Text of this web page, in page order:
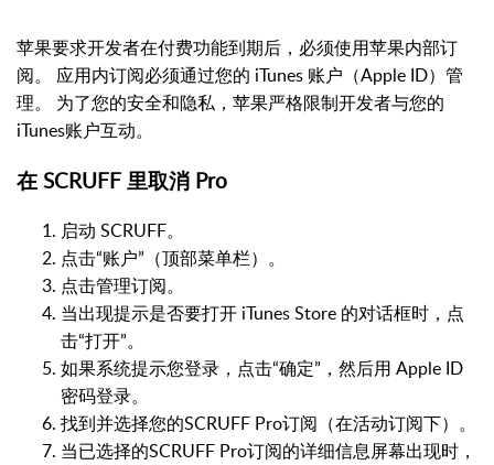
苹果要求开发者在付费功能到期后，必须使用苹果内部订
阅。 应用内订阅必须通过您的 iTunes 账户（Apple ID）管
理。 为了您的安全和隐私，苹果严格限制开发者与您的
iTunes账户互动。
在 SCRUFF 里取消 Pro
启动 SCRUFF。
点击“账户”（顶部菜单栏）。
点击管理订阅。
当出现提示是否要打开 iTunes Store 的对话框时，点
击“打开”。
如果系统提示您登录，点击“确定”，然后用 Apple ID
密码登录。
找到并选择您的SCRUFF Pro订阅（在活动订阅下）。
当已选择的SCRUFF Pro订阅的详细信息屏幕出现时，